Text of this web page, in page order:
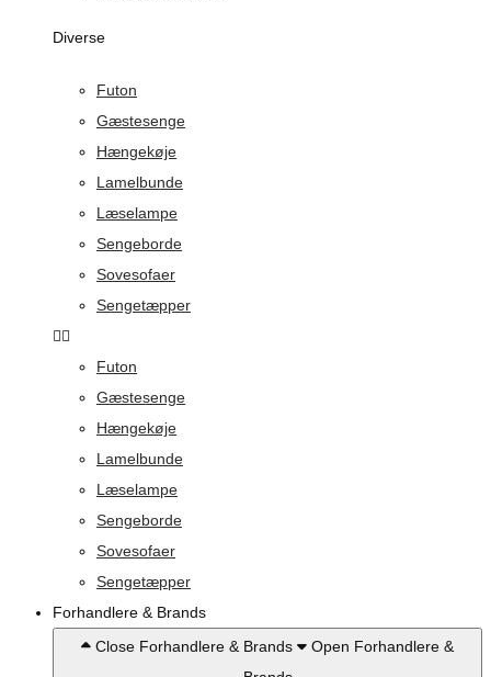
Diverse
Futon
Gæstesenge
Hængekøje
Lamelbunde
Læselampe
Sengeborde
Sovesofaer
Sengetæpper
Futon
Gæstesenge
Hængekøje
Lamelbunde
Læselampe
Sengeborde
Sovesofaer
Sengetæpper
Forhandlere & Brands
Close Forhandlere & Brands
Open Forhandlere &